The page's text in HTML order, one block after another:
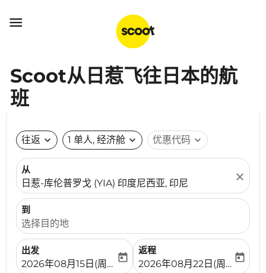

Scoot从日惹飞往日本的航
班
往返 expand_more 1 单人, 经济舱 expand_more 优惠代码 expand_more
从
日惹-库伦普罗戈 (YIA) 印度尼西亚, 印尼
close
到
选择目的地
出发
fc-booking-departure-date-aria-label
2026年08月15日(周六)
today
返程
fc-booking-return-date-
2026年08月22日(周六)
today